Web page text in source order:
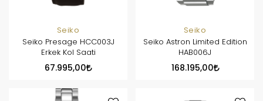
Seiko
Seiko Presage HCC003J
Erkek Kol Saati
67.995,00
Seiko
Seiko Astron Limited Edition
HAB006J
168.195,00